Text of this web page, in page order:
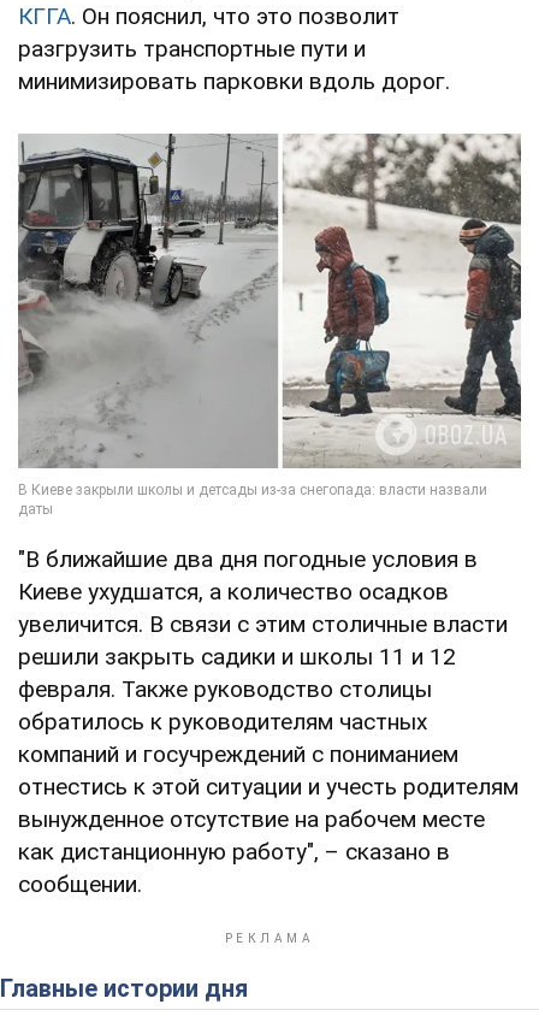
КГГА. Он пояснил, что это позволит
разгрузить транспортные пути и
минимизировать парковки вдоль дорог.
"В ближайшие два дня погодные условия в
Киеве ухудшатся, а количество осадков
увеличится. В связи с этим столичные власти
решили закрыть садики и школы 11 и 12
февраля. Также руководство столицы
обратилось к руководителям частных
компаний и госучреждений с пониманием
отнестись к этой ситуации и учесть родителям
вынужденное отсутствие на рабочем месте
как дистанционную работу", – сказано в
сообщении.
Главные истории дня